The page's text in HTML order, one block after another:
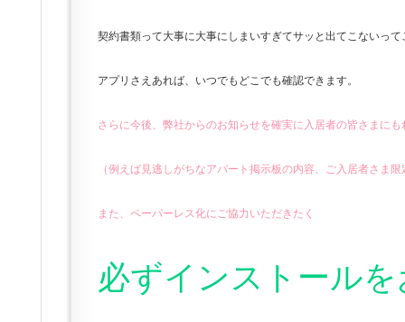
契約書類って大事に大事にしまいすぎてサッと出てこないっ
アプリさえあれば、いつでもどこでも確認できます。
さらに今後、弊社からのお知らせを確実に入居者の皆さまに
（例えば見逃しがちなアパート掲示板の内容、ご入居者さま
また、ペーパーレス化にご協力いただきたく
必ずインストール